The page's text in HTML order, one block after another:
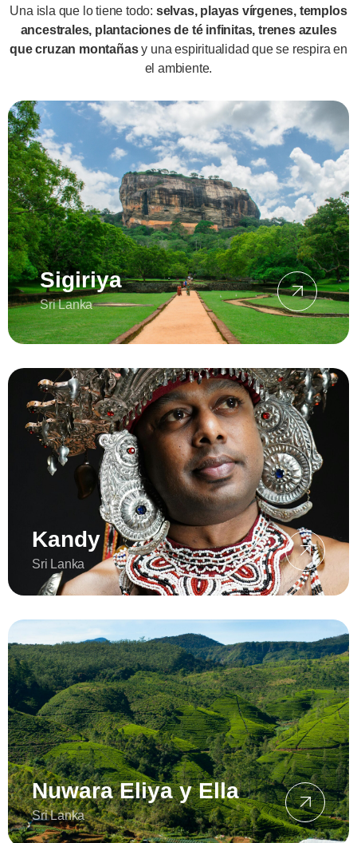
Una isla que lo tiene todo: selvas, playas vírgenes, templos
ancestrales, plantaciones de té infinitas, trenes azules
que cruzan montañasy una espiritualidad que se respira en
el ambiente.
Sigiriya
Sri Lanka
Kandy
Sri Lanka
Nuwara Eliya y Ella
Sri Lanka